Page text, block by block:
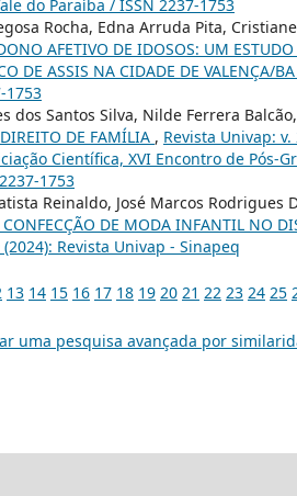
do Paraíba / ISSN 2237-1753
Rocha, Edna Arruda Pita,
AFETIVO DE IDOSOS: UM
DE ASSIS NA CIDADE DE VALENÇA/BA
1753
dos Santos Silva, Nilde Ferrera Balcão,
DE FAMÍLIA , Revista Univap:
Científica, XVI Encontro de Pós-
1753
Reinaldo, José Marcos Rodrigues
DE MODA INFANTIL NO
Revista Univap - Sinapeq
13 14 15 16 17 18 19 20 21 22 23 24 25
uma pesquisa avançada por